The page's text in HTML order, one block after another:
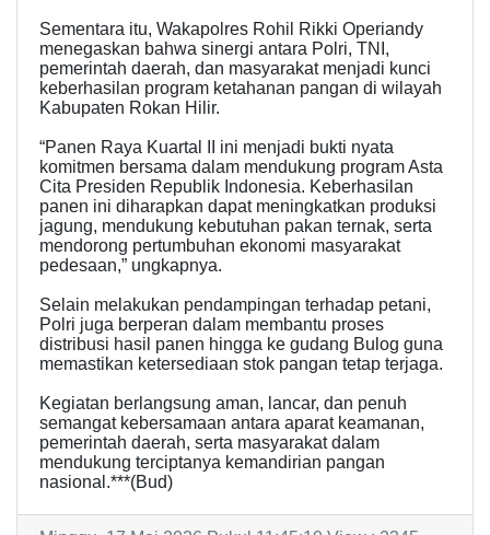
Sementara itu, Wakapolres Rohil Rikki Operiandy
menegaskan bahwa sinergi antara Polri, TNI,
pemerintah daerah, dan masyarakat menjadi kunci
keberhasilan program ketahanan pangan di wilayah
Kabupaten Rokan Hilir.
“Panen Raya Kuartal II ini menjadi bukti nyata
komitmen bersama dalam mendukung program Asta
Cita Presiden Republik Indonesia. Keberhasilan
panen ini diharapkan dapat meningkatkan produksi
jagung, mendukung kebutuhan pakan ternak, serta
mendorong pertumbuhan ekonomi masyarakat
pedesaan,” ungkapnya.
Selain melakukan pendampingan terhadap petani,
Polri juga berperan dalam membantu proses
distribusi hasil panen hingga ke gudang Bulog guna
memastikan ketersediaan stok pangan tetap terjaga.
Kegiatan berlangsung aman, lancar, dan penuh
semangat kebersamaan antara aparat keamanan,
pemerintah daerah, serta masyarakat dalam
mendukung terciptanya kemandirian pangan
nasional.***(Bud)